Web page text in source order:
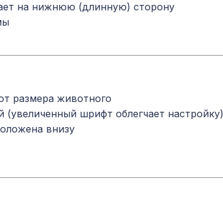
на нижнюю (длинную) сторону
размера животного
шрифт облегчает настройку)
внизу